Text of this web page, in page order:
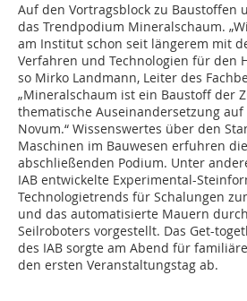
Auf den Vortragsblock zu Baustoffen
das Trendpodium Mineralschaum.
am Institut schon seit längerem mit
Verfahren und Technologien für den
so Mirko Landmann, Leiter des
„Mineralschaum ist ein Baustoff der
thematische Auseinandersetzung
Novum.“ Wissenswertes über den
Maschinen im Bauwesen erfuhren
abschließenden Podium. Unter
IAB entwickelte Experimental-
Technologietrends für Schalungen
und das automatisierte Mauern
Seilroboters vorgestellt. Das Get-
des IAB sorgte am Abend für
den ersten Veranstaltungstag ab.